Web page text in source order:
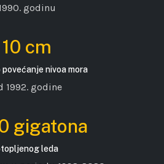
godinu
10 cm
nivoa mora
1992. godine
gigatona
leda